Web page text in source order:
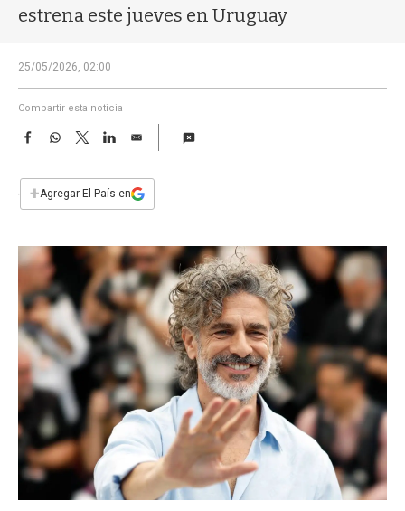
estrena este jueves en Uruguay
25/05/2026, 02:00
Compartir esta noticia
F
e
b
k
W
s
T
w
t
L
n
E
i
l
+Agregar El País en